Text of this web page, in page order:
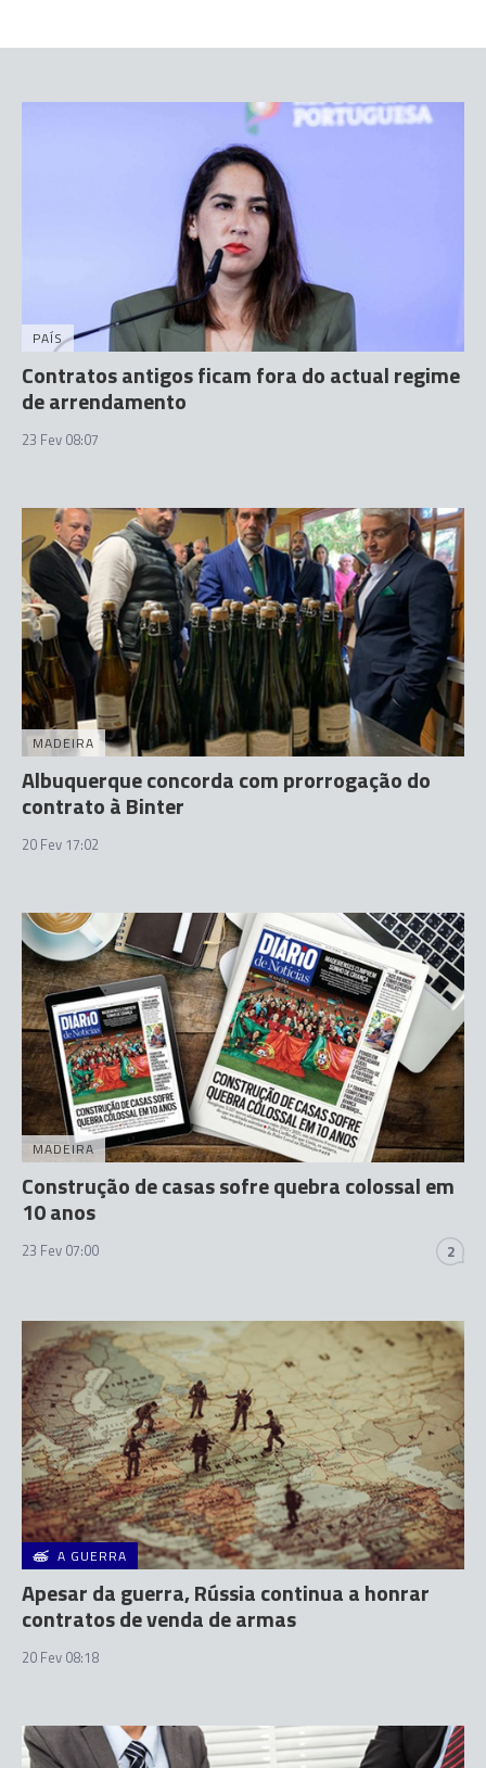
PAÍS
Contratos antigos ficam fora do actual regime
de arrendamento
23 Fev 08:07
MADEIRA
Albuquerque concorda com prorrogação do
contrato à Binter
20 Fev 17:02
MADEIRA
Construção de casas sofre quebra colossal em
10 anos
23 Fev 07:00 2
A GUERRA
Apesar da guerra, Rússia continua a honrar
contratos de venda de armas
20 Fev 08:18